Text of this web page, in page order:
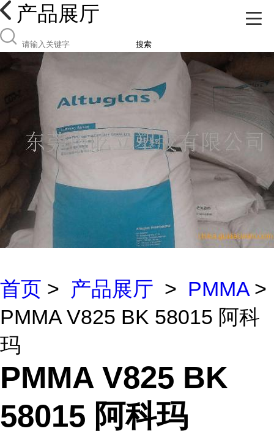
产品展厅
搜索
首页 > 产品展厅 > PMMA >
PMMA V825 BK 58015 阿科
玛
PMMA V825 BK
58015 阿科玛